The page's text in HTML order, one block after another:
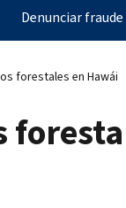
Denunciar fraude
forestales en Hawái